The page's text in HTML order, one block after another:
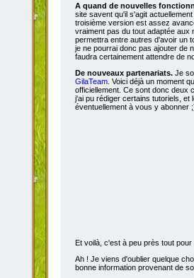
A quand de nouvelles
site savent qu'il s'agit
troisième version est assez
vraiment pas du tout adaptée aux
permettra entre autres d'avoir un
je ne pourrai donc pas ajouter de
faudra certainement attendre de
De nouveaux partenariats. Je
GilaTeam . Voici déjà un moment
officiellement. Ce sont donc deux
j'ai pu rédiger certains tutoriels,
éventuellement à vous y abonner
Et voilà, c'est à peu près tout
Ah ! Je viens d'oublier quelque
bonne information provenant de